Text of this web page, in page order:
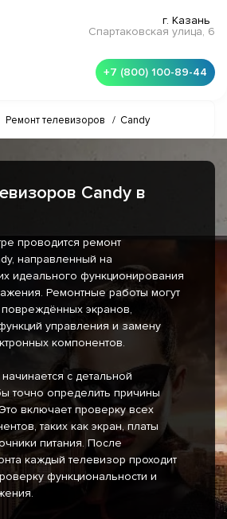
г. Казань
Спартаковская улица, 6
+7 (800) 100-89-44
Ремонт телевизоров / Candy
Candy в
проводится ремонт
направленный на
идеального функционирования
Ремонтные работы могут
экранов,
управления и замену
компонентов.
с детальной
точно определить причины
включает проверку всех
таких как экран, платы
питания. После
каждый телевизор проходит
функциональности и